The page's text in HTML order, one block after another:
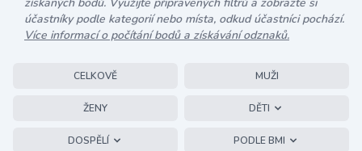
účastníky podle kategorií nebo místa, odkud účastníci pochází.
Více informací o počítání bodů a získávání odznaků.
CELKOVĚ MUŽI
ŽENY DĚTI
DOSPĚLÍ PODLE BMI